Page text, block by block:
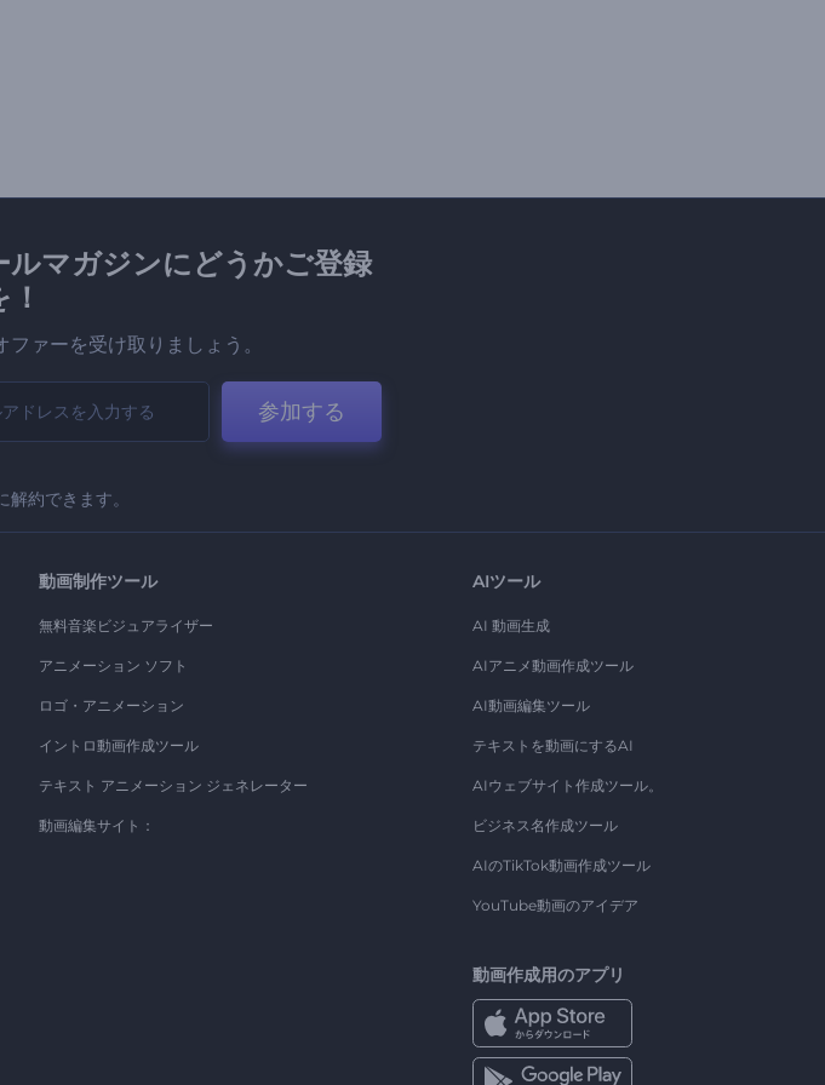
マガジンにどうかご登録
！
ァーを受け取りましょう。
参加する
解約できます。
動画制作ツール
無料音楽ビジュアライザー
アニメーション ソフト
ロゴ・アニメーション
イントロ動画作成ツール
テキスト アニメーション ジェネレーター
動画編集サイト：
AIツール
AI 動画生成
AIアニメ動画作成ツール
AI動画編集ツール
テキストを動画にするAI
AIウェブサイト作成ツール。
ビジネス名作成ツール
AIのTikTok動画作成ツール
YouTube動画のアイデア
動画作成用のアプリ